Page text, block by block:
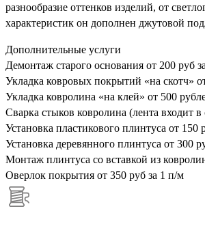
разнообразие оттенков изделий, от
характеристик он дополнен джутовой
Дополнительные услуги
Демонтаж старого основания от 200 руб
Укладка ковровых покрытий «на скотч»
Укладка ковролина «на клей» от 500
Сварка стыков ковролина (лента входит в
Установка пластикового плинтуса от 150
Установка деревянного плинтуса от 300
Монтаж плинтуса со вставкой из
Оверлок покрытия от 350 руб за 1 п/м